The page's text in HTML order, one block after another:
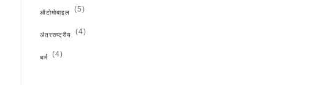
ऑटोमोबाइल (5)
अंतरराष्ट्रीय (4)
धर्म (4)